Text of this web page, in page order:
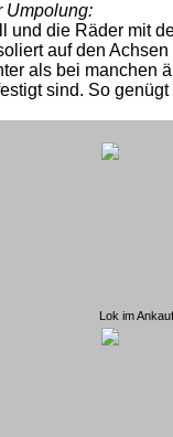
Umpolung:
und die Räder mit
auf den
als bei manchen
sind. So
Lok im